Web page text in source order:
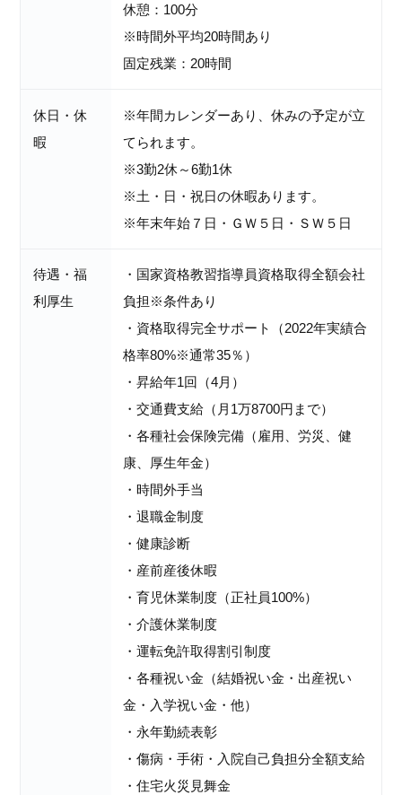
休憩：100分
※時間外平均20時間あり
固定残業：20時間
休日・休
暇
※年間カレンダーあり、休みの予定が立
てられます。
※3勤2休～6勤1休
※土・日・祝日の休暇あります。
※年末年始７日・ＧＷ５日・ＳＷ５日
待遇・福
利厚生
・国家資格教習指導員資格取得全額会社
負担※条件あり
・資格取得完全サポート（2022年実績合
格率80%※通常35％）
・昇給年1回（4月）
・交通費支給（月1万8700円まで）
・各種社会保険完備（雇用、労災、健
康、厚生年金）
・時間外手当
・退職金制度
・健康診断
・産前産後休暇
・育児休業制度（正社員100%）
・介護休業制度
・運転免許取得割引制度
・各種祝い金（結婚祝い金・出産祝い
金・入学祝い金・他）
・永年勤続表彰
・傷病・手術・入院自己負担分全額支給
・住宅火災見舞金